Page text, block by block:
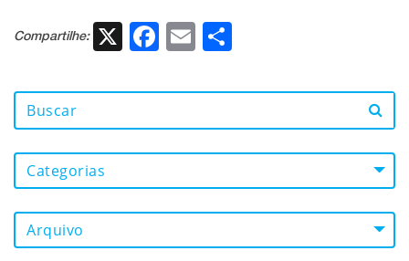
Compartilhe: X Facebook
Email
Categorias
Arquivo